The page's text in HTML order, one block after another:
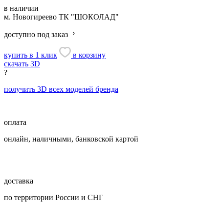
в наличии
м. Новогиреево ТК "ШОКОЛАД"
доступно под заказ
купить в 1 клик
в корзину
скачать 3D
?
получить 3D всех моделей бренда
оплата
онлайн, наличными, банковской картой
доставка
по территории России и СНГ